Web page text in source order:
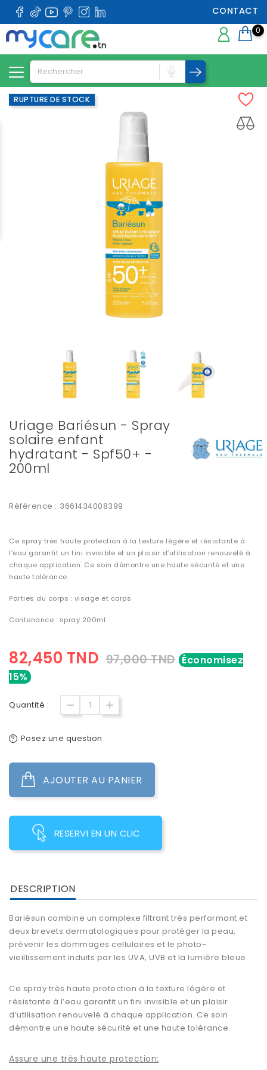
CONTACT
0
RUPTURE DE STOCK
Uriage Bariésun - Spray
solaire enfant
hydratant - Spf50+ -
200ml
Référence : 3661434008399
Ce spray très haute protection à la texture légère et résistante à
l’eau garantit un fini invisible et un plaisir d’utilisation renouvelé à
chaque application. Ce soin démontre une haute sécurité et une
haute tolérance.
Parties du corps : visage et corps
Contenance : spray 200ml
82,450 TND 97,000 TND Économisez
15%
Quantité :
Posez une question
AJOUTER AU PANIER
RESERVI EN UN CLIC
DESCRIPTION
Bariésun combine un complexe filtrant très performant et
deux brevets dermatologiques pour protéger la peau,
prévenir les dommages cellulaires et le photo-
vieillissement induits par les UVA, UVB et la lumière bleue.
Ce spray très haute protection à la texture légère et
résistante à l’eau garantit un fini invisible et un plaisir
d’utilisation renouvelé à chaque application. Ce soin
démontre une haute sécurité et une haute tolérance.
Assure une très haute protection: